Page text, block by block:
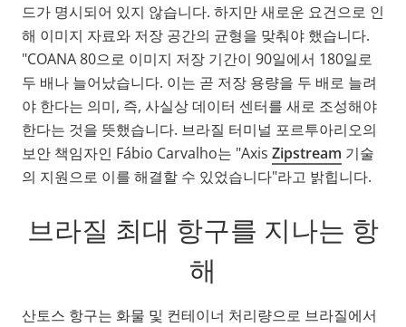
드가 명시되어 있지 않습니다. 하지만 새로운 요건으로 인
해 이미지 자료와 저장 공간의 균형을 맞춰야 했습니다.
"COANA 80으로 이미지 저장 기간이 90일에서 180일로
두 배나 늘어났습니다. 이는 곧 저장 용량을 두 배로 늘려
야 한다는 의미, 즉, 사실상 데이터 센터를 새로 조성해야
한다는 것을 뜻했습니다. 브라질 터미널 포르투아리오의
보안 책임자인 Fábio Carvalho는 "Axis Zipstream 기술
의 지원으로 이를 해결할 수 있었습니다"라고 밝힙니다.
브라질 최대 항구를 지나는 항
해
산토스 항구는 화물 및 컨테이너 처리량으로 브라질에서